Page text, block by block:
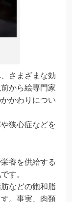
さまざまな効
から絵専門家
かわりについ
狭心症などを
養を供給する
す。
などの飽和脂
。事実、肉類